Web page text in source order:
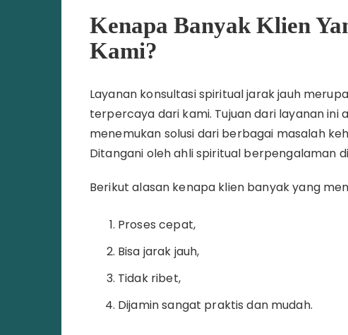
Kenapa Banyak Klien
Kami?
Layanan konsultasi spiritual jarak jauh
terpercaya dari kami. Tujuan dari layanan
menemukan solusi dari berbagai masalah
Ditangani oleh ahli spiritual berpengalaman
Berikut alasan kenapa klien banyak yang
Proses cepat,
Bisa jarak jauh,
Tidak ribet,
Dijamin sangat praktis dan mudah.